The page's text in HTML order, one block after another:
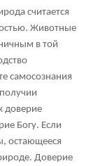
считается
Животные
в той
самосознания
доверие
Богу. Если
остающееся
Доверие